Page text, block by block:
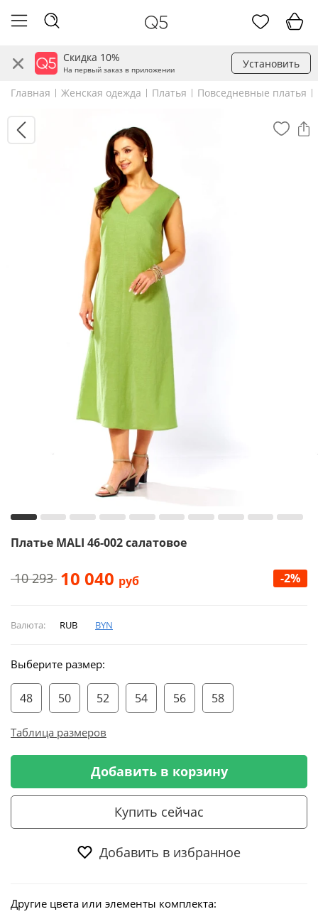
Скидка 10%
На первый заказ в приложении Установить
Главная Женская одежда Платья Повседневные платья
Платье MALI 46-002 салатовое
10 293 10 040 руб -2%
Валюта: RUB BYN
Выберите размер:
48 50 52 54 56 58
Таблица размеров
Добавить в корзину
Купить сейчас
Добавить в избранное
Другие цвета или элементы комплекта: